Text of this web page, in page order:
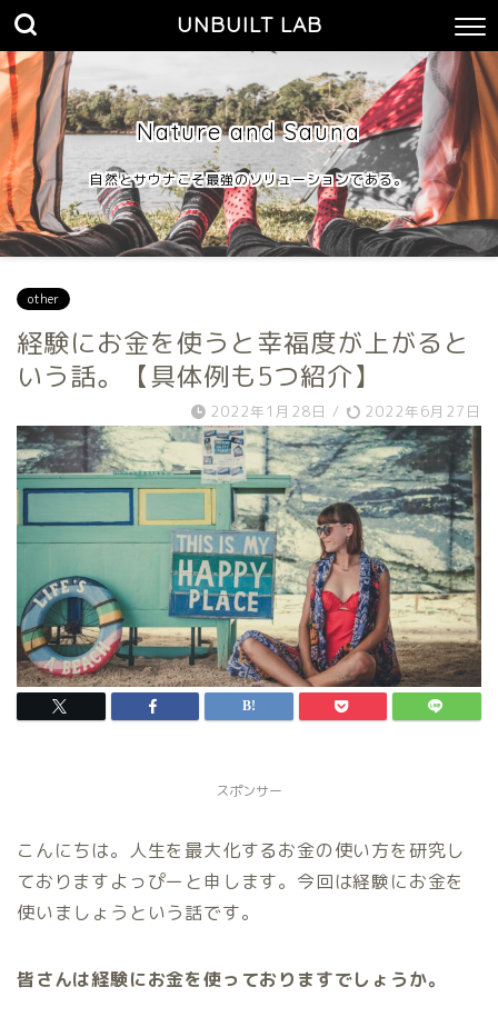
UNBUILT LAB
Nature and Sauna
自然とサウナこそ最強のソリューションである。
other
経験にお金を使うと幸福度が上がると
いう話。【具体例も5つ紹介】
2022年1月28日 / 2022年6月27日
スポンサー
こんにちは。人生を最大化するお金の使い方を研究し
ておりますよっぴーと申します。今回は経験にお金を
使いましょうという話です。
皆さんは経験にお金を使っておりますでしょうか。